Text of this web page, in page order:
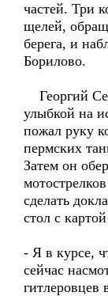
частей. Три
щелей,
берега, и
Борилово.
Георгий
улыбкой на
пожал руку
пермских
Затем он
сделать
стол с
- Я в курсе,
сейчас
гитлеровцев